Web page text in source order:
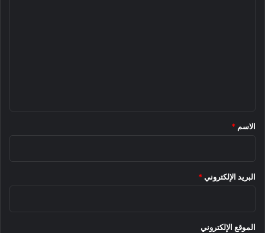
*
الاسم *
البريد الإلكتروني *
الموقع الإلكتروني